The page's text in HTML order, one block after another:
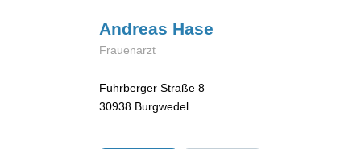
Andreas Hase
Frauenarzt
Fuhrberger Straße 8
30938 Burgwedel